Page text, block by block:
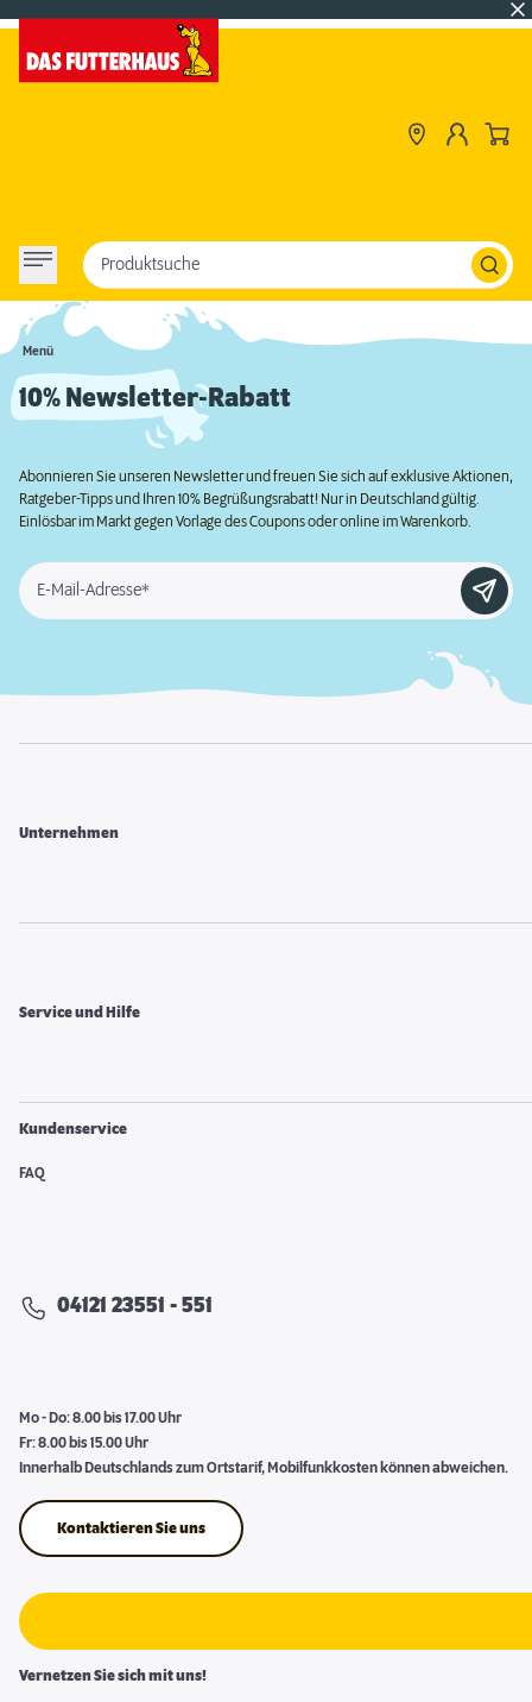
Menü
Produktsuche
10% Newsletter-Rabatt
Abonnieren Sie unseren Newsletter und freuen Sie sich auf exklusive Aktionen,
Ratgeber-Tipps und Ihren 10% Begrüßungsrabatt! Nur in Deutschland gültig.
Einlösbar im Markt gegen Vorlage des Coupons oder online im Warenkorb.
E-Mail-Adresse*
Unternehmen
Service und Hilfe
Kundenservice
FAQ
04121 23551 - 551
Mo - Do: 8.00 bis 17.00 Uhr
Fr: 8.00 bis 15.00 Uhr
Innerhalb Deutschlands zum Ortstarif, Mobilfunkkosten können abweichen.
Kontaktieren Sie uns
Vernetzen Sie sich mit uns!